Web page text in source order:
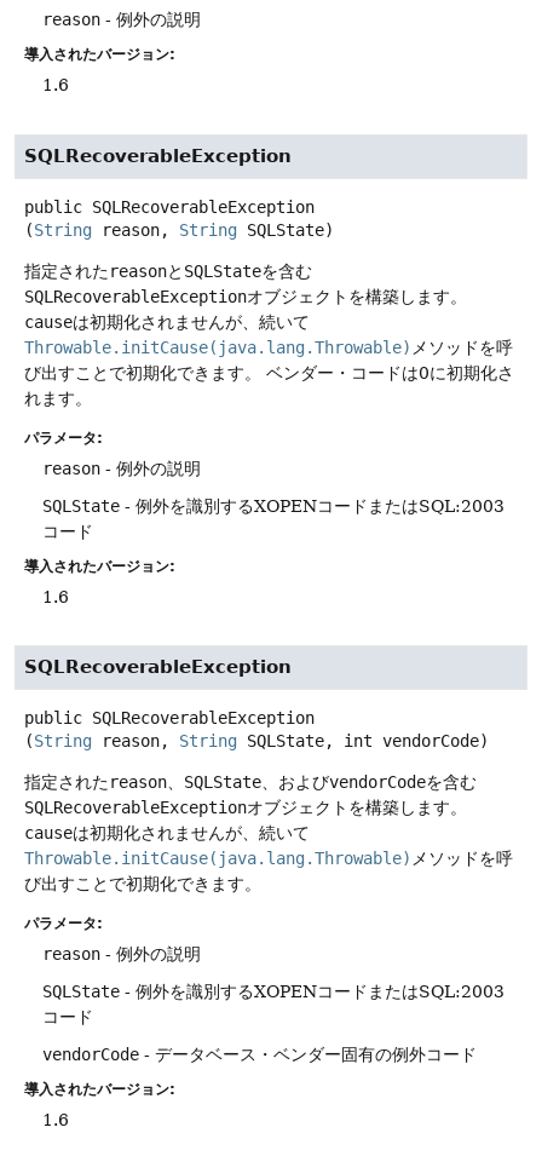
reason - 例外の説明
導入されたバージョン:
1.6
SQLRecoverableException
public SQLRecoverableException
(String reason, String SQLState)
指定されたreasonと SQLStateを含む
SQLRecoverableExceptionオブジェクトを構築します。
causeは初期化されませんが、続いて
Throwable.initCause(java.lang.Throwable) メソッドを呼
び出すことで初期化できます。
ベンダー・コードは0に初期化さ
れます。
パラメータ:
reason - 例外の説明
SQLState - 例外を識別するXOPENコードまたはSQL:2003
コード
導入されたバージョン:
1.6
SQLRecoverableException
public SQLRecoverableException
(String reason, String SQLState, int vendorCode)
指定されたreason SQLState 、およびvendorCodeを含む
SQLRecoverableExceptionオブジェクトを構築します。
causeは初期化されませんが、続いて
Throwable.initCause(java.lang.Throwable) メソッドを呼
び出すことで初期化できます。
パラメータ:
reason - 例外の説明
SQLState - 例外を識別するXOPENコードまたはSQL:2003
コード
vendorCode - データベース・ベンダー固有の例外コード
導入されたバージョン:
1.6